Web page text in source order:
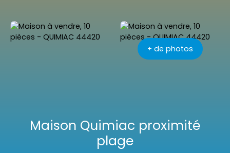
+ de photos
Maison Quimiac proximité
plage